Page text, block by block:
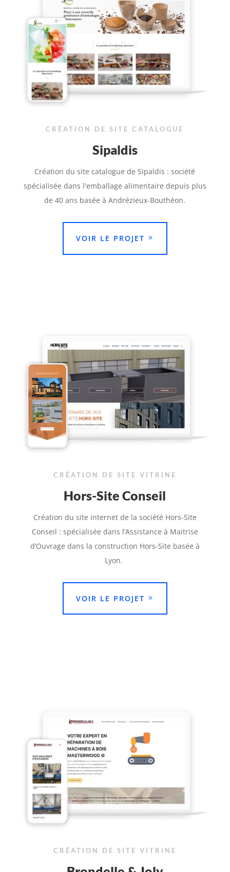
CRÉATION DE SITE CATALOGUE
Sipaldis
Création du site catalogue de Sipaldis : société
spécialisée dans l'emballage alimentaire depuis plus
de 40 ans basée à Andrézieux-Bouthéon.
VOIR LE PROJET
CRÉATION DE SITE VITRINE
Hors-Site Conseil
Création du site internet de la société Hors-Site
Conseil : spécialisée dans l’Assistance à Maitrise
d’Ouvrage dans la construction Hors-Site basée à
Lyon.
VOIR LE PROJET
CRÉATION DE SITE VITRINE